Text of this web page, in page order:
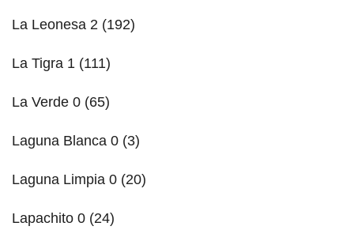
La Leonesa 2 (192)
La Tigra 1 (111)
La Verde 0 (65)
Laguna Blanca 0 (3)
Laguna Limpia 0 (20)
Lapachito 0 (24)